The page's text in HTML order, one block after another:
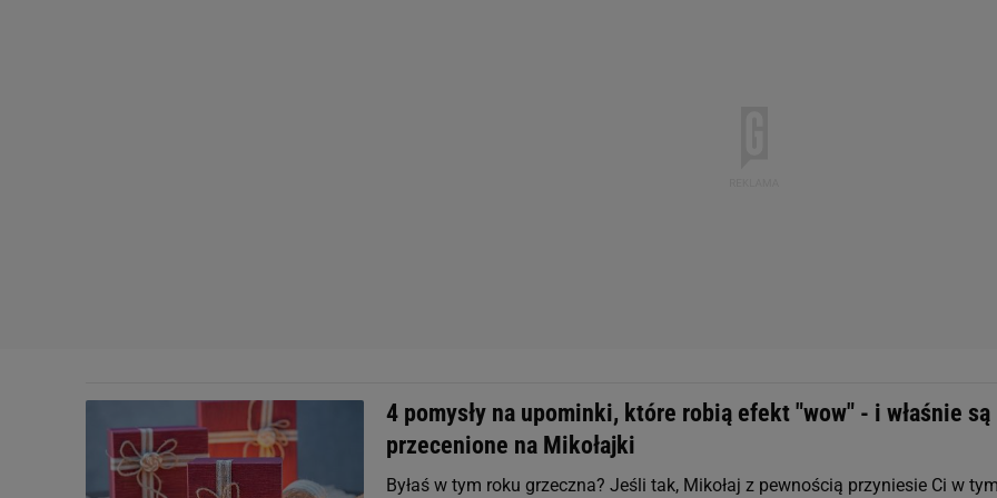
4 pomysły na upominki, które robią efekt "wow" - i właśnie są
przecenione na Mikołajki
Byłaś w tym roku grzeczna? Jeśli tak, Mikołaj z pewnością przyniesie Ci w